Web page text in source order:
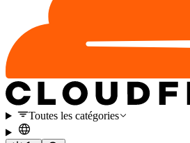
Toutes les catégories